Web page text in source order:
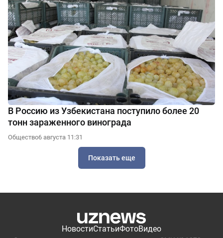
В Россию из Узбекистана поступило более 20
тонн зараженного винограда
Общество6 августа 11:31
Показать еще
НовостиСтатьиФотоВидео